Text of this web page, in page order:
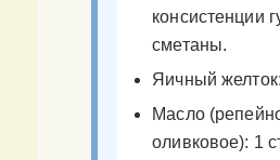
консистенции
сметаны.
Яичный
Масло
оливковое): 1